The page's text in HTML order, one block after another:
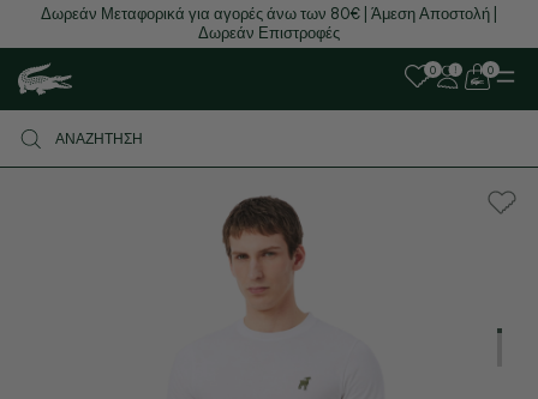
Δωρεάν Μεταφορικά για αγορές άνω των 80€ | Άμεση Αποστολή |
Δωρεάν Επιστροφές
0 0